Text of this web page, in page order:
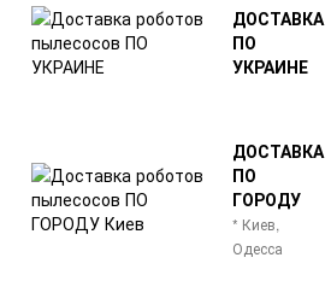
ДОСТАВКА
ПО
УКРАИНЕ
ДОСТАВКА
ПО
ГОРОДУ
* Киев,
Одесса